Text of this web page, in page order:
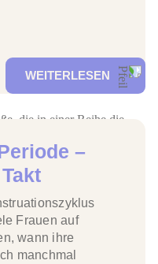
WEITERLESEN
–
Frauen auf
wann ihre
manchmal